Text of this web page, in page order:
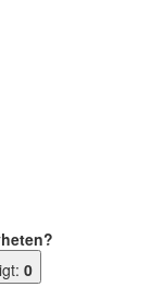
0